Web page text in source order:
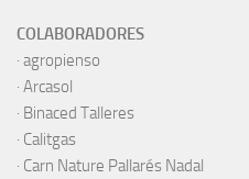
COLABORADORES
· agropienso
· Arcasol
· Binaced Talleres
· Calitgas
· Carn Nature Pallarés Nadal